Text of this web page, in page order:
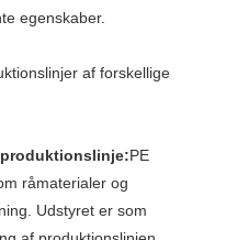
egenskaber.
af forskellige
PE
råmaterialer og
Udstyret er som